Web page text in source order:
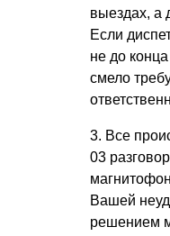
выездах, а
Если
не до
смело
3. Все
03
Вашей
решением